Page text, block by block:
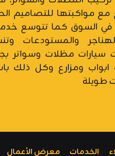
مع مواكبتها للتصاميم
في السوق كما تتوسع
والمستودعات
سيارات مظلات وسواتر
ومزارع وكل ذلك
طويلة
الخدمات معرض الأعمال